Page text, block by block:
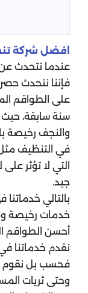
افضل شركة
عندما نتحدث
فإننا نتحدث
على الطواقم
سنة سابقة،
والنجف رخيصة
في التنظيف
التي لا تؤثر
جيد.
بالتالي
خدمات رخيصة
أحسن الطواقم
نقدم خدماتنا
فحسب بل نقوم
وحتى ثريات